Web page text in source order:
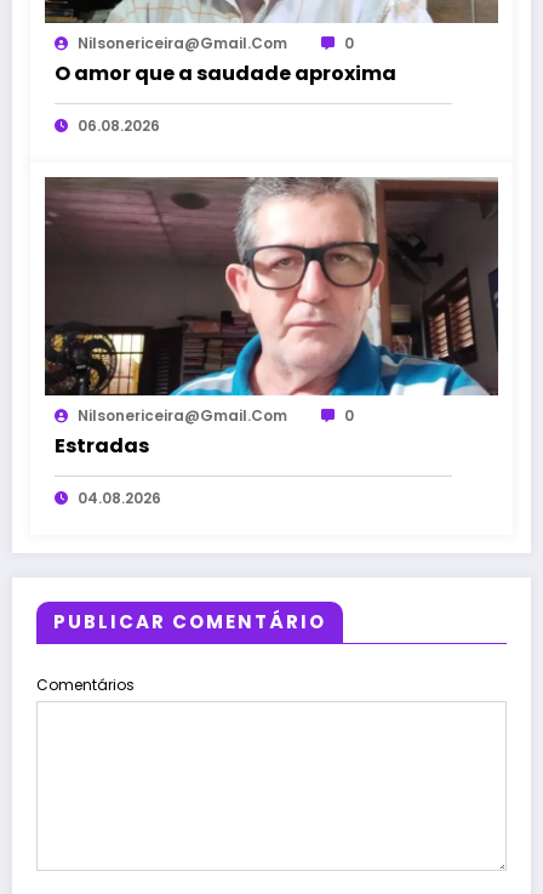
Nilsonericeira@gmail.com 0
O amor que a saudade aproxima
06.08.2026
Nilsonericeira@gmail.com 0
Estradas
04.08.2026
PUBLICAR COMENTÁRIO
Comentários